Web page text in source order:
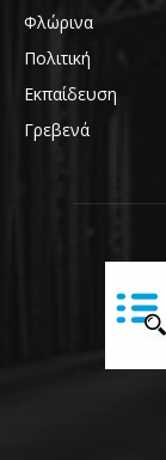
Φλώρινα
Πολιτική
Εκπαίδευση
Γρεβενά